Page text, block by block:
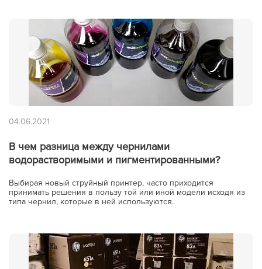
04.06.2021
В чем разница между чернилами
водорастворимыми и пигментированными?
Выбирая новый струйный принтер, часто приходится
принимать решения в пользу той или иной модели исходя из
типа чернил, которые в ней используются.